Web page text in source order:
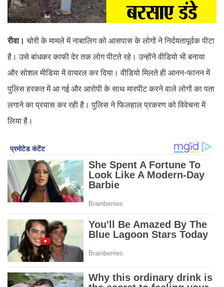
रीवा।चोरी के मामले में नाबालिग को आसपास के लोगों ने निर्दयतापूर्वक पीटा
है। उसे बांधकर काफी देर तक लोग पीटते रहे। उन्होंने वीडियो भी बनाया
और सोशल मीडिया में वायरल कर दिया। वीडियो मिलते ही आनन-फानन में
पुलिस हरकत में आ गई और आरोपी के साथ मारपीट करने वाले लोगों का पता
लगाने का प्रयास कर रही है। पुलिस ने फिलहाल प्रकरण को विवेचना में
लिया है।